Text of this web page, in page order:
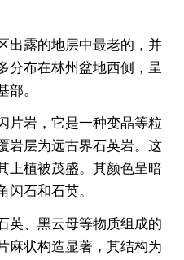
出露的地层中最老的，并
分布在林州盆地西侧，呈
部。
片岩，它是一种变晶等粒
岩层为远古界石英岩。这
上植被茂盛。其颜色呈暗
闪石和石英。
英、黑云母等物质组成的
麻状构造显著，其结构为